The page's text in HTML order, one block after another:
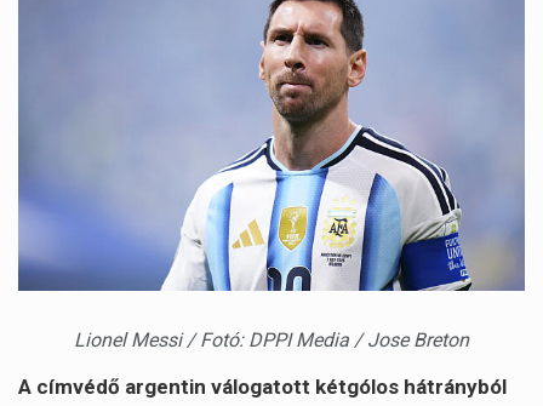
Lionel Messi / Fotó: DPPI Media / Jose Breton
A címvédő argentin válogatott kétgólos hátrányból